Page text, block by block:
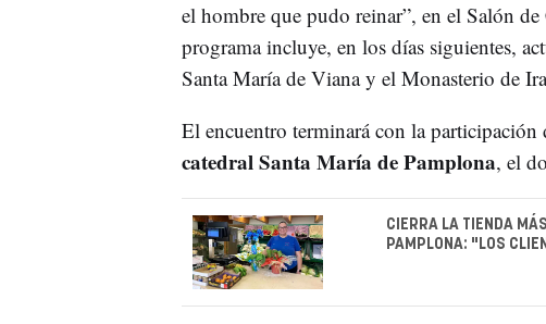
el hombre que pudo reinar”, en el Salón
programa incluye, en los días siguientes,
Santa María de Viana y el Monasterio de
El encuentro terminará con la participación
catedral Santa María de Pamplona, el
CIERRA LA TIENDA
PAMPLONA: "LOS